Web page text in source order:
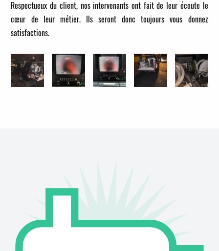
Respectueux du client, nos intervenants ont fait de leur écoute le
cœur de leur métier. Ils seront donc toujours vous donnez
satisfactions.